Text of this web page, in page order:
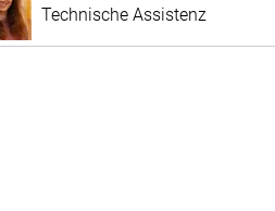
Technische Assistenz